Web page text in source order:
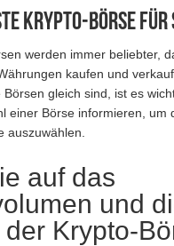
Krypto-Börse für
werden immer beliebter,
kaufen und
gleich sind, ist es
einer Börse informieren, um
auszuwählen.
auf das
und
Krypto-